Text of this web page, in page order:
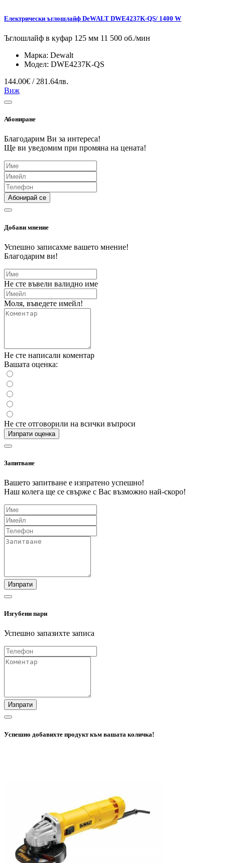
Електрически ъглошлайф DeWALT DWE4237K-QS/ 1400 W
Ъглошлайф в куфар 125 мм 11 500 об./мин
Марка: Dewalt
Модел: DWE4237K-QS
144.00€ / 281.64лв.
Виж
Абониране
Благодарим Ви за интереса!
Ще ви уведомим при промяна на цената!
Абонирай се
Добави мнение
Успешно записахме вашето мнение!
Благодарим ви!
Не сте въвели валидно име
Моля, въведете имейл!
Не сте написали коментар
Вашата оценка:
Не сте отговорили на всички въпроси
Изпрати оценка
Запитване
Вашето запитване е изпратено успешно!
Наш колега ще се свърже с Вас възможно най-скоро!
Изпрати
Изгубени пари
Успешно запазихте записа
Изпрати
Успешно добавихте продукт към вашата количка!